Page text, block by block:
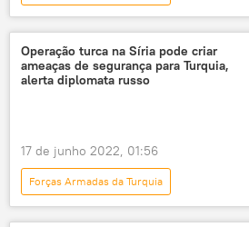
Ministério da Defesa (Rússia)
Exército da Rússia
Ministério das Relações Exteriores da Rússia
Exército da Turquia
Hulusi Akar
Panorama internacional
Turquia
Exército da Turquia
drones
Oriente Médio
Oriente Médio e
Operação turca na Síria pode criar
ameaças de segurança para Turquia,
alerta diplomata russo
17 de junho 2022, 01:56
Forças Armadas da Turquia
Panorama internacional
Síria